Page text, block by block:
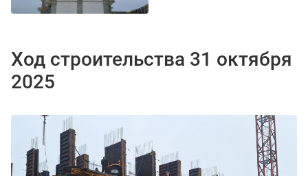
Ход строительства 31 октября
2025